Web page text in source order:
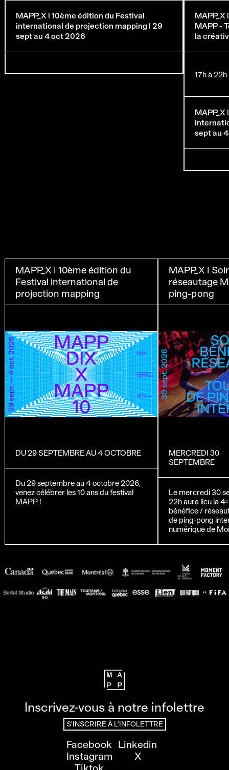
MAPP_X | 10ème édition du Festival
international de projection mapping | 29
sept au 4 oct 2026
MAPP -
la
17h à 22h
sept au
MAPP_X | 10ème édition du
Festival international de
projection mapping
DU 29 SEPTEMBRE AU 4 OCTOBRE
Du 29 septembre au 4 octobre 2026,
venez célébrer les 10 ans du festival
MAPP !
MAPP_X |
réseautage
ping-pong
MERCREDI 30
SEPTEMBRE
Le mercredi 30
22h aura lieu la
bénéfice /
de ping-pong
numérique de
Inscrivez-vous à notre infolettre
S'INSCRIRE À L'INFOLETTRE
Facebook
Instagram
Linkedin
X